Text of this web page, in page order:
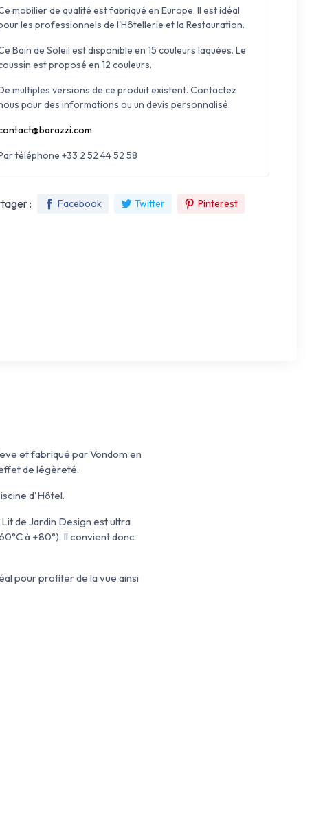
mobilier de qualité est fabriqué en Europe. Il est idéal
les professionnels de l'Hôtellerie et la Restauration.
Bain de Soleil est disponible en 15 couleurs laquées. Le
est proposé en 12 couleurs.
multiples versions de ce produit existent. Contactez
pour des informations ou un devis personnalisé.
téléphone +33 2 52 44 52 58
: Facebook Twitter Pinterest
et fabriqué par Vondom en
de légèreté.
d'Hôtel.
de Jardin Design est ultra
à +80°). Il convient donc
pour profiter de la vue ainsi